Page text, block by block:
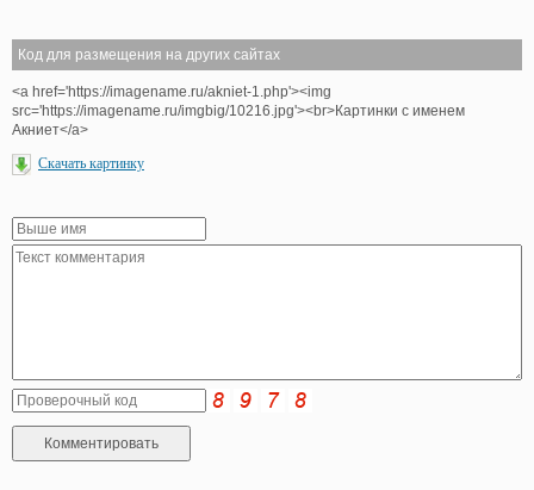
Код для размещения на других сайтах
<a href='https://imagename.ru/akniet-1.php'><img
src='https://imagename.ru/imgbig/10216.jpg'><br>Картинки с именем
Акниет</a>
Скачать картинку